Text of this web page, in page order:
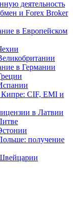
деятельность
и Forex Broker
в Европейском
в Германии
CIF, EMI и
в Латвии
получение